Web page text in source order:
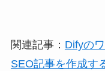
関連記事： Difyの
SEO記事を作成す